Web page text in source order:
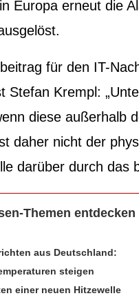
Europa erneut die
für den IT-
Stefan Krempl:
diese außerhalb
daher nicht der
darüber durch das
Themen entdecken
aus Deutschland:
steigen
einer neuen Hitzewelle